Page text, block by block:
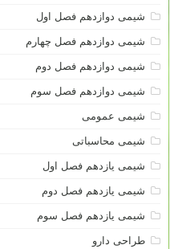
شیمی دوازدهم فصل اول
شیمی دوازدهم فصل چهارم
شیمی دوازدهم فصل دوم
شیمی دوازدهم فصل سوم
شیمی عمومی
شیمی محاسباتی
شیمی یازدهم فصل اول
شیمی یازدهم فصل دوم
شیمی یازدهم فصل سوم
طراحی دارو